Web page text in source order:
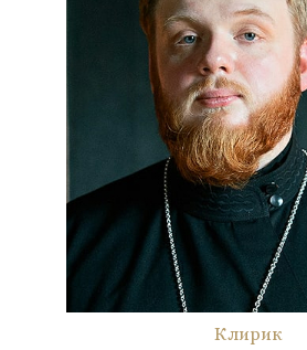
Клирик